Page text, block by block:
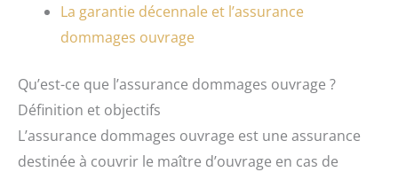
La garantie décennale et l’assurance
dommages ouvrage
Qu’est-ce que l’assurance dommages ouvrage ?
Définition et objectifs
L’assurance dommages ouvrage est une assurance
destinée à couvrir le maître d’ouvrage en cas de